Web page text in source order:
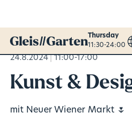
Thursday
11:30-24:00
24.8.2024 11:00-17:00
Kunst &
mit Neuer Wiener Markt 🌷